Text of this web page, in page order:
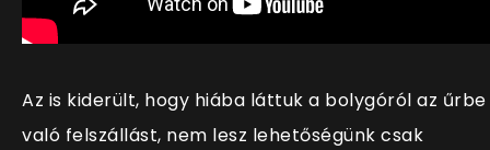
Az is kiderült, hogy hiába láttuk a bolygóról az űrbe
való felszállást, nem lesz lehetőségünk csak